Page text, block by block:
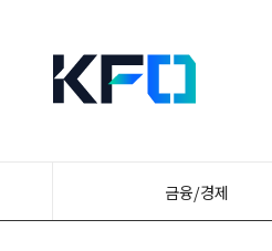
금융/경제